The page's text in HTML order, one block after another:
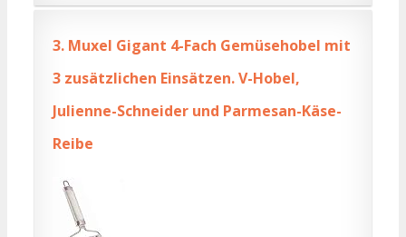
3. Muxel Gigant 4-Fach Gemüsehobel mit
3 zusätzlichen Einsätzen. V-Hobel,
Julienne-Schneider und Parmesan-Käse-
Reibe